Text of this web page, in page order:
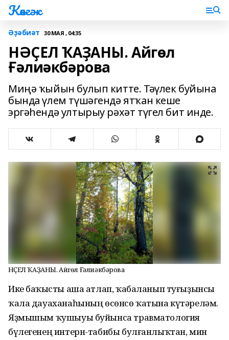
Көнгәк
Әҙәбиәт 30 МАЯ , 04:35
НӘҪЕЛ ҠАҘАНЫ. Айгөл
Ғәлиәкбәрова
Миңә ҡыйын булып китте. Тәүлек буйына
бында үлем түшәгендә ятҡан кеше
эргәһендә ултырыу рәхәт түгел бит инде.
НӘҪЕЛ ҠАҘАНЫ. Айгөл Ғәлиәкбәрова
Ике баҫҡысты аша атлап, ҡабаланып туғыҙынсы
ҡала дауаханаһының өсөнсө ҡатына күтәреләм.
Яҙмышым ҡушыуы буйынса травматология
бүлегенең интерн-табибы булғанлыҡтан, мин